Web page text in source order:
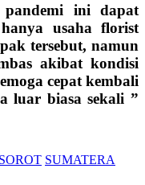
ini dapat
usaha florist
tersebut, namun
akibat kondisi
cepat kembali
luar biasa sekali ”
SOROT SUMATERA